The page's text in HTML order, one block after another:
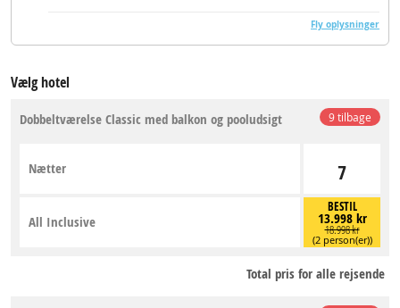
Fly oplysninger
Vælg hotel
9 tilbage
Dobbeltværelse Classic med balkon og pooludsigt
7
Nætter
BESTIL
13.998 kr
18.998 kr
(2 person(er))
All Inclusive
Total pris for alle rejsende